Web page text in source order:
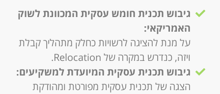
גיבוש תכנית חומש עסקית המכוונת לשוק
האמריקאי:
על מנת להציגה לרשויות כחלק מתהליך קבלת
ויזה, כנדרש במקרה של Relocation.
גיבוש תכנית עסקית המיועדת למשקיעים:
הצגה של תכנית עסקית מפורטת ומהודקת